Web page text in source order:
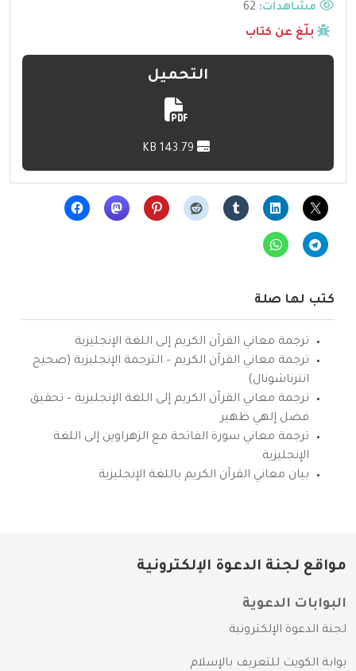
مشاهدات:
بلّغ عن كتاب
التحميل
كتب لها صلة
ترجمة معاني القرآن الكريم إلى اللغة الإنجليزية
ترجمة معاني القرآن الكريم – الترجمة الإنجليزية (صحيح
انترناشونال)
ترجمة معاني القرآن الكريم إلى اللغة الإنجليزية – تحقيق
فضل إلهي ظهير
ترجمة معاني سورة الفاتحة مع الزهراوين إلى اللغة
الإنجليزية
بيان معاني القرآن الكريم باللغة الإنجليزية
مواقع لجنة الدعوة الإلكترونية
البوابات الدعوية
لجنة الدعوة الإلكترونية
بوابة الكويت للتعريف بالإسلام